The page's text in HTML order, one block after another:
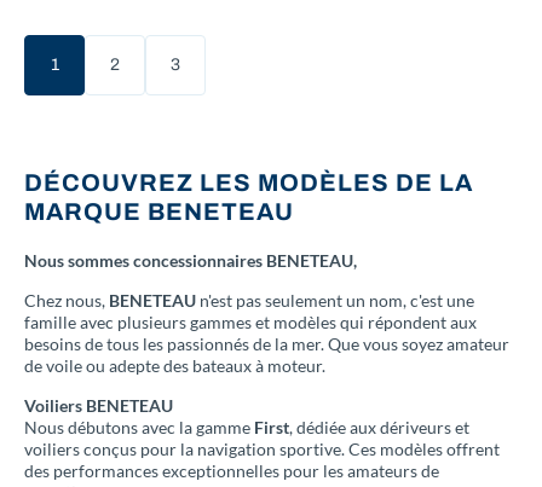
1
(current)
2 3
DÉCOUVREZ LES MODÈLES DE LA
MARQUE BENETEAU
Nous sommes concessionnaires BENETEAU,
Chez nous, BENETEAU n'est pas seulement un nom, c'est une
famille avec plusieurs gammes et modèles qui répondent aux
besoins de tous les passionnés de la mer. Que vous soyez amateur
de voile ou adepte des bateaux à moteur.
Voiliers BENETEAU
Nous débutons avec la gamme First, dédiée aux dériveurs et
voiliers conçus pour la navigation sportive. Ces modèles offrent
des performances exceptionnelles pour les amateurs de